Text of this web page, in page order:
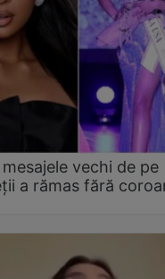
vechi de pe
a rămas fără